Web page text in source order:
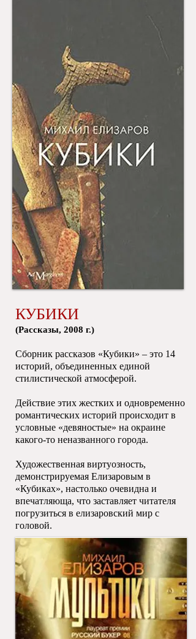
КУБИКИ
​(Рассказы, 2008 г.)
Сборник рассказов «Кубики» – это 14
историй, объединенных единой
стилистической атмосферой.
Действие этих жестких и одновременно
романтических историй происходит в
условные «девяностые» на окраине
какого-то неназванного города.
Художественная виртуозность,
демонстрируемая Елизаровым в
«Кубиках», настолько очевидна и
впечатляюща, что заставляет читателя
погрузиться в елизаровский мир с
головой.